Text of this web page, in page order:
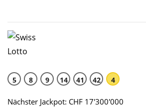
5 8 9 14 41 42 4
Nächster Jackpot: CHF 17'300'000